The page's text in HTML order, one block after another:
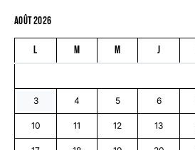
août 2026
L M M J
3 4 5 6
10 11 12 13